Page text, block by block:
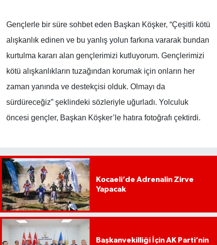
Gençlerle bir süre sohbet eden Başkan Köşker, “Çeşitli kötü
alışkanlık edinen ve bu yanlış yolun farkına vararak bundan
kurtulma kararı alan gençlerimizi kutluyorum. Gençlerimizi
kötü alışkanlıkların tuzağından korumak için onların her
zaman yanında ve destekçisi olduk. Olmayı da
sürdüreceğiz” şeklindeki sözleriyle uğurladı. Yolculuk
öncesi gençler, Başkan Köşker’le hatıra fotoğrafı çektirdi.
Kocaeli’de Adrenalin Zirve
Yapacak
Başkanvekilliği İçin AK Parti’nin